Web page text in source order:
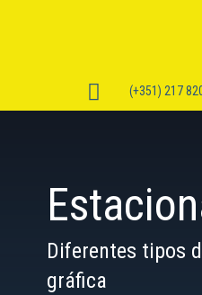
 (+351) 217
Diferentes tipos
gráfica